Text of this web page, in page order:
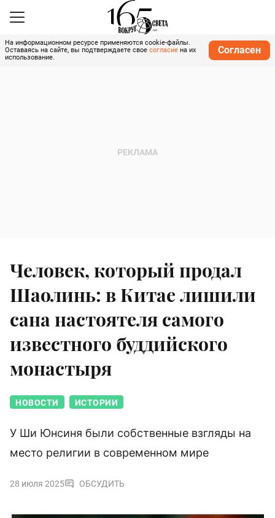
На информационном ресурсе применяются cookie-файлы.
Оставаясь на сайте, вы подтверждаете свое согласие на их
использование.
Согласен
Человек, который продал
Шаолинь: в Китае лишили
сана настоятеля самого
известного буддийского
монастыря
НОВОСТИ ИСТОРИИ
У Ши Юнсиня были собственные взгляды на
место религии в современном мире
28 июля 2025 ОБСУДИТЬ